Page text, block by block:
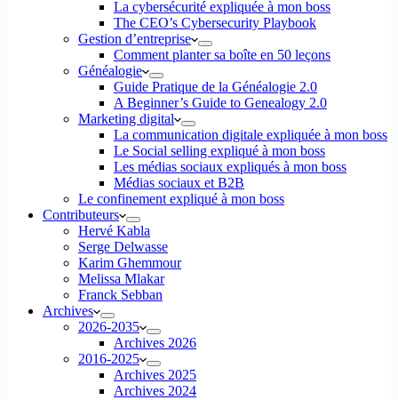
La cybersécurité expliquée à mon boss
The CEO’s Cybersecurity Playbook
Gestion d’entreprise
Comment planter sa boîte en 50 leçons
Généalogie
Guide Pratique de la Généalogie 2.0
A Beginner’s Guide to Genealogy 2.0
Marketing digital
La communication digitale expliquée à mon boss
Le Social selling expliqué à mon boss
Les médias sociaux expliqués à mon boss
Médias sociaux et B2B
Le confinement expliqué à mon boss
Contributeurs
Hervé Kabla
Serge Delwasse
Karim Ghemmour
Melissa Mlakar
Franck Sebban
Archives
2026-2035
Archives 2026
2016-2025
Archives 2025
Archives 2024